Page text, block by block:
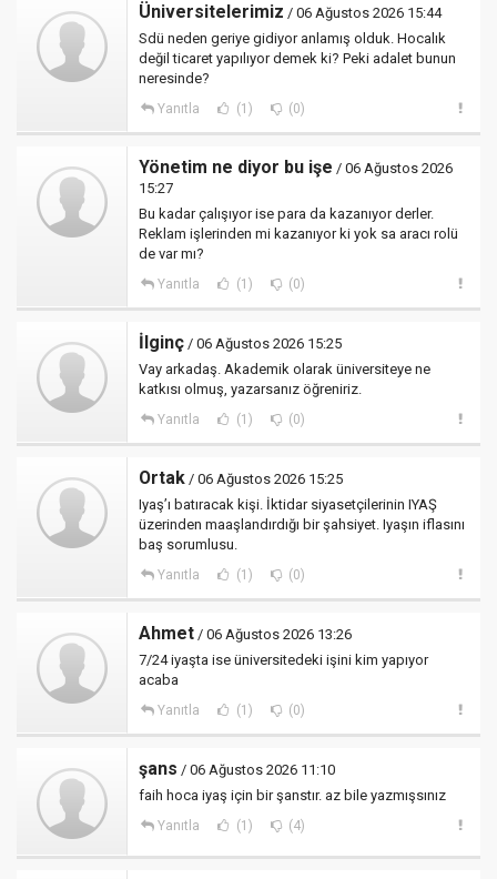
Üniversitelerimiz / 06 Ağustos 2026 15:44
Sdü neden geriye gidiyor anlamış olduk. Hocalık
değil ticaret yapılıyor demek ki? Peki adalet bunun
neresinde?
Yanıtla (1) (0)
Yönetim ne diyor bu işe / 06 Ağustos 2026
15:27
Bu kadar çalışıyor ise para da kazanıyor derler.
Reklam işlerinden mi kazanıyor ki yok sa aracı rolü
de var mı?
Yanıtla (1) (0)
İlginç / 06 Ağustos 2026 15:25
Vay arkadaş. Akademik olarak üniversiteye ne
katkısı olmuş, yazarsanız öğreniriz.
Yanıtla (1) (0)
Ortak / 06 Ağustos 2026 15:25
Iyaş’ı batıracak kişi. İktidar siyasetçilerinin IYAŞ
üzerinden maaşlandırdığı bir şahsiyet. Iyaşın iflasını
baş sorumlusu.
Yanıtla (1) (0)
Ahmet / 06 Ağustos 2026 13:26
7/24 iyaşta ise üniversitedeki işini kim yapıyor
acaba
Yanıtla (1) (0)
şans / 06 Ağustos 2026 11:10
faih hoca iyaş için bir şanstır. az bile yazmışsınız
Yanıtla (1) (4)